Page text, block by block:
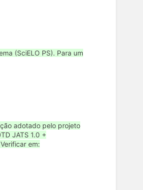
(SciELO PS). Para um
adotado pelo projeto
JATS 1.0 +
em: